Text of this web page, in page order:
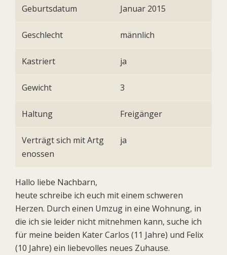
Geburtsdatum Januar 2015
Geschlecht männlich
Kastriert ja
Gewicht 3
Haltung Freigänger
Verträgt sich mit Artg
enossen
ja
Hallo liebe Nachbarn,
heute schreibe ich euch mit einem schweren
Herzen. Durch einen Umzug in eine Wohnung, in
die ich sie leider nicht mitnehmen kann, suche ich
für meine beiden Kater Carlos (11 Jahre) und Felix
(10 Jahre) ein liebevolles neues Zuhause.